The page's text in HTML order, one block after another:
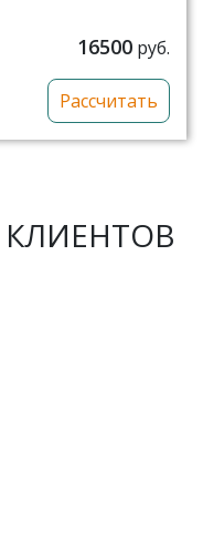
16500 руб.
Рассчитать